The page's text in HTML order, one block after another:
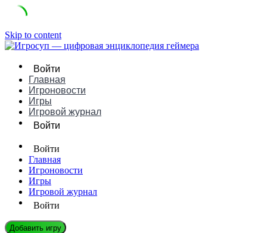
Skip to content
Войти
Главная
Игроновости
Игры
Игровой журнал
Войти
Войти
Главная
Игроновости
Игры
Игровой журнал
Войти
Добавить игру